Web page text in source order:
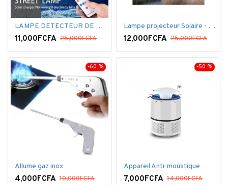
LAMPE DETECTEUR DE MOUVEMENT SOLAR SENSOR LIGHT
11,000FCFA 25,000FCFA
Lampe projecteur Solaire - Détecteur de mouvement - Intelligente 3 Face
12,000FCFA 25,000FCFA
-60 %
Allume gaz inox
4,000FCFA 10,000FCFA
-50 %
Appareil Anti-moustique
7,000FCFA 14,000FCFA